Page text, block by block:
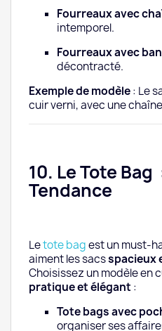
Fourreaux avec
intemporel.
Fourreaux avec
décontracté.
Exemple de modèle: Le
cuir verni, avec une
10. Le Tote
Tendance
Letote bagest un must-
aiment les sacsspacieux
Choisissez un modèle en
pratique et élégant :
Tote bags avec
organiser ses